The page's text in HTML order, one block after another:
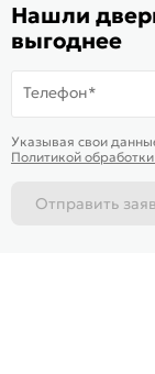
В корзину-
Карта сайта
Нашли
выгоднее
Телефон*
Указывая свои
Политикой
Отправить